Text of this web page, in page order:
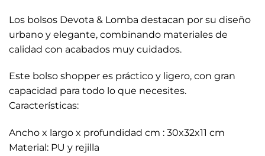
Los bolsos Devota & Lomba destacan por su diseño
urbano y elegante, combinando materiales de
calidad con acabados muy cuidados.
Este bolso shopper es práctico y ligero, con gran
capacidad para todo lo que necesites.
Características:
Ancho x largo x profundidad cm : 30x32x11 cm
Material: PU y rejilla